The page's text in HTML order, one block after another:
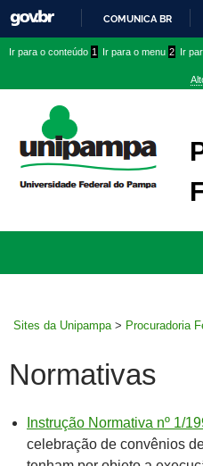
COMUNICA BR
conteúdo
menu
superior
menu
Ir para o conteúdo 1 Ir para o menu 2 Ir
Sites da Unipampa > Procuradoria
Normativas
Instrução Normativa nº 1/
celebração de convênios